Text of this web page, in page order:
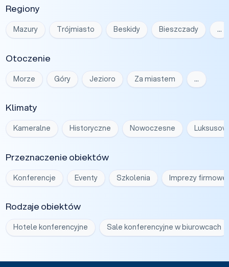
Regiony
Mazury Trójmiasto Beskidy Bieszczady …
Otoczenie
Morze Góry Jezioro Za miastem …
Klimaty
Kameralne Historyczne Nowoczesne
Przeznaczenie obiektów
Konferencje Eventy Szkolenia Imprezy firmowe
Rodzaje obiektów
Hotele konferencyjne Sale konferencyjne w biurowcach